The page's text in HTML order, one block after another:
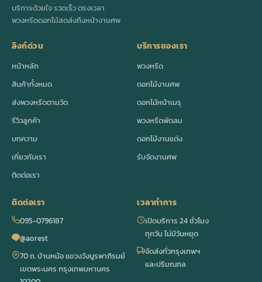
บริการด้วยใจ รวดเร็ว ตรงเวลา
พวงหรีดดอกไม้สดส่งถึงหน้างานศพ
ลิงก์ด่วน
หน้าหลัก
สินค้าทั้งหมด
ส่งพวงหรีดตามวัด
รีวิวลูกค้า
บทความ
เกี่ยวกับเรา
ติดต่อเรา
บริการของเรา
พวงหรีด
ดอกไม้งานศพ
ดอกไม้หน้าเมรุ
พวงหรีดพัดลม
ดอกไม้งานแต่ง
รับจัดงานศพ
ติดต่อเรา
095-0796187
@aorest
70 ถ. บ้านหม้อ แขวงวังบูรพาภิรมย์
เขตพระนคร กรุงเทพมหานคร
เวลาทำการ
เปิดบริการ 24 ชั่วโมง
ทุกวัน ไม่มีวันหยุด
จัดส่งทั่วกรุงเทพฯ
และปริมณฑล